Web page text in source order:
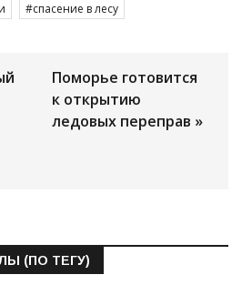
спасение в лесу
Поморье готовится
к открытию
ледовых переправ »
(ПО ТЕГУ)